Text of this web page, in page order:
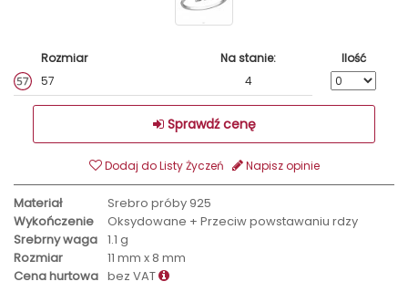
Rozmiar Na stanie:
Ilość
57
4
Sprawdź cenę
Dodaj do Listy Życzeń Napisz opinie
Materiał
Srebro próby 925
Wykończenie
Oksydowane + Przeciw powstawaniu rdzy
Srebrny waga 1.1 g
Rozmiar
11 mm x 8 mm
Cena hurtowa bez VAT